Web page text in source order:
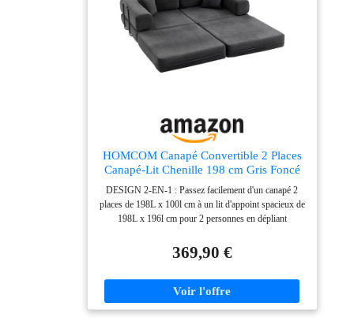
HOMCOM Canapé Convertible 2 Places
Canapé-Lit Chenille 198 cm Gris Foncé
DESIGN 2-EN-1 : Passez facilement d'un canapé 2
places de 198L x 100l cm à un lit d'appoint spacieux de
198L x 196l cm pour 2 personnes en dépliant
recevoir des invités ou créer un couchage confortable
dans un espace réduit. CONFORT ET SOUTIEN :
places grâce à son rembourrage mousse haute densité
et haute résilience de 20 cm, qui combine un accueil
369,90 €